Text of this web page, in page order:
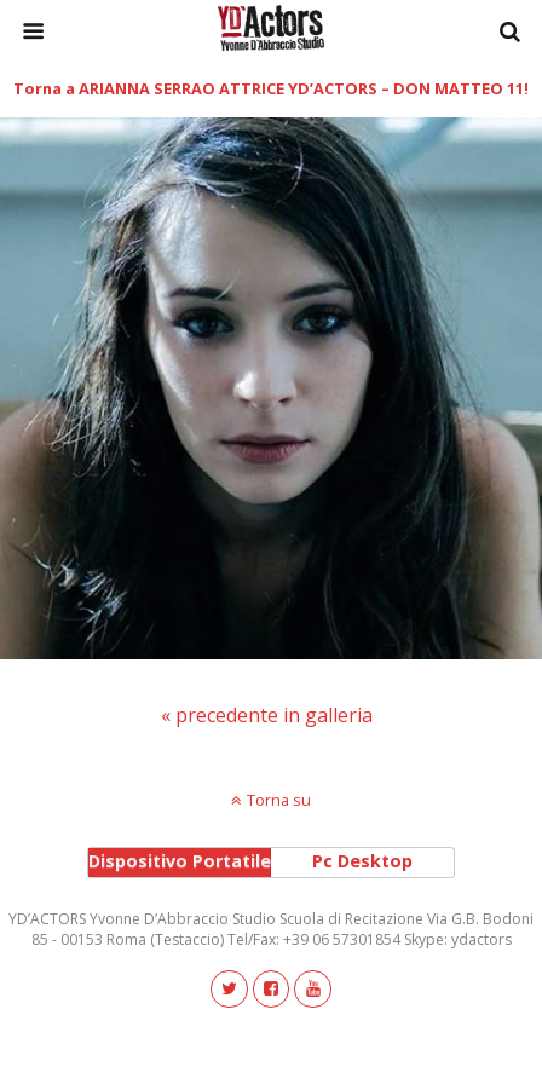
Torna a ARIANNA SERRAO ATTRICE YD’ACTORS – DON MATTEO 11!
« precedente in galleria
Torna su
Dispositivo Portatile Pc Desktop
YD’ACTORS Yvonne D’Abbraccio Studio Scuola di Recitazione Via G.B. Bodoni
85 - 00153 Roma (Testaccio) Tel/Fax: +39 06 57301854 Skype: ydactors